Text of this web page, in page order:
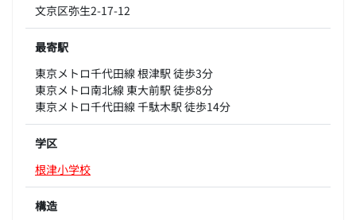
文京区弥生2-17-12
最寄駅
東京メトロ千代田線 根津駅 徒歩3分
東京メトロ南北線 東大前駅 徒歩8分
東京メトロ千代田線 千駄木駅 徒歩14分
学区
根津小学校
構造